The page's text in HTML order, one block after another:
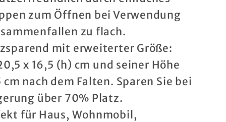
-
tragbarer
Angelwassereimer
-
platzsparender
Wassertopf
im
Freien
zum Öffnen bei Verwendung
zu flach.
mit erweiterter Größe:
x 16,5 (h) cm und seiner Höhe
cm nach dem Falten. Sparen Sie bei
über 70% Platz.
für Haus, Wohnmobil,